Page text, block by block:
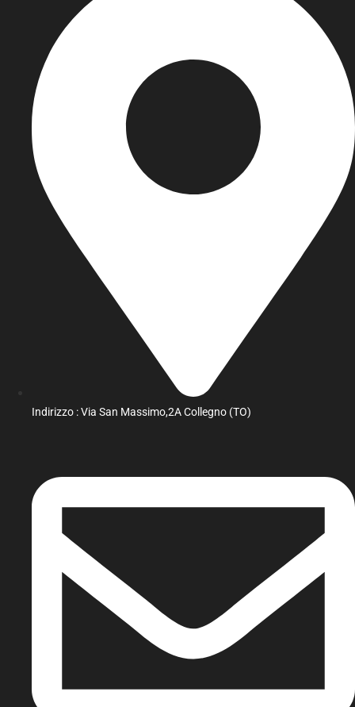
Indirizzo : Via San Massimo,2A Collegno (TO)